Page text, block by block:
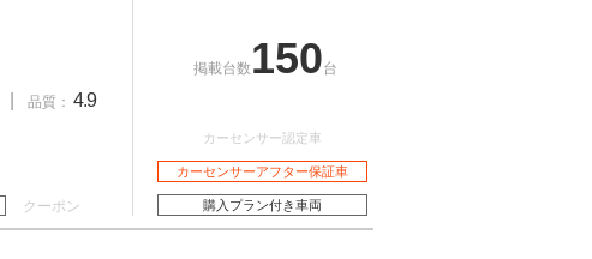
品質： 4.9
クーポン
掲載台数 150台
カーセンサー認定車
カーセンサーアフター保証車
購入プラン付き車両